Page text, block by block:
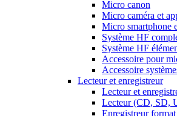
Micro canon
Micro caméra et
Micro smartphone
Système HF
Système HF
Accessoire pour
Accessoire
Lecteur et enregistreur
Lecteur et
Lecteur (CD, SD,
Enregistreur